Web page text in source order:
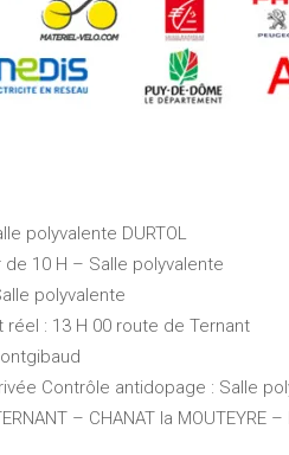
polyvalente DURTOL
10 H – Salle polyvalente
polyvalente
: 13 H 00 route de Ternant
Contrôle antidopage : Salle
– CHANAT la